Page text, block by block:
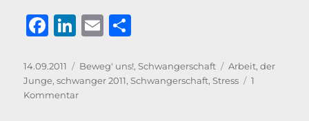
F
c
e
Li
k
e
E
ai
l
le
n
Veröffentlicht
am
14.09.2011 Kategorien
Beweg' uns!,Schwangerschaft Schlagwörter
Arbeit,der
Junge,schwanger 2011,Schwangerschaft,Stress
1
Kommentarzu